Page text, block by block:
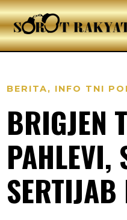
BERITA, INFO TNI
BRIGJEN
PAHLEVI,